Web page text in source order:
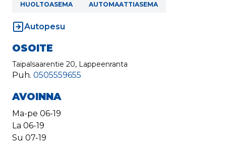
HUOLTOASEMA AUTOMAATTIASEMA
Autopesu
OSOITE
Taipalsaarentie 20, Lappeenranta
Puh. 0505559655
AVOINNA
Ma-pe 06-19
La 06-19
Su 07-19